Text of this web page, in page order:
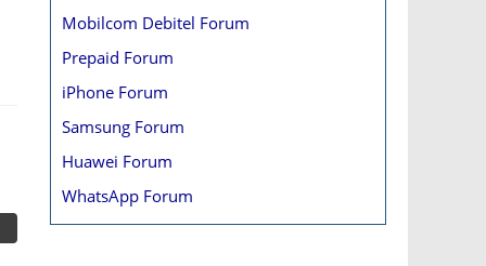
Mobilcom Debitel Forum
Prepaid Forum
iPhone Forum
Samsung Forum
Huawei Forum
WhatsApp Forum